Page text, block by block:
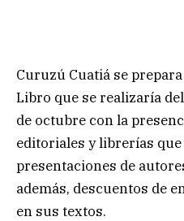
Curuzú Cuatiá se
Libro que se realizaría
de octubre con la
editoriales y librerías
presentaciones de
además, descuentos de
en sus textos.